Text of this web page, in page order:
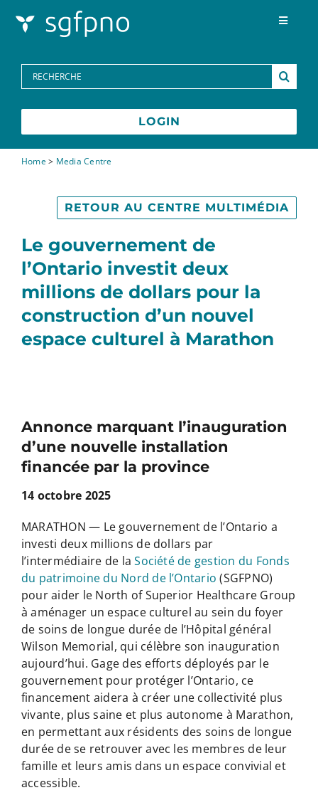
Toggle
FAQs
Contactez-nous
English
Search
for:
LOGIN
Home> Media Centre
Le gouvernement de
l’Ontario investit deux
millions de dollars pour la
construction d’un nouvel
espace culturel à Marathon
RETOUR AU CENTRE MULTIMÉDIA
Annonce marquant l’inauguration
d’une nouvelle installation
financée par la province
14 octobre 2025
MARATHON — Le gouvernement de l’Ontario a
investi deux millions de dollars par
l’intermédiaire de laSociété de gestion du Fonds
du patrimoine du Nord de l’Ontario (SGFPNO)
pour aider le North of Superior Healthcare Group
à aménager un espace culturel au sein du foyer
de soins de longue durée de l’Hôpital général
Wilson Memorial, qui célèbre son inauguration
aujourd’hui. Gage des efforts déployés par le
gouvernement pour protéger l’Ontario, ce
financement aidera à créer une collectivité plus
vivante, plus saine et plus autonome à Marathon,
en permettant aux résidents des soins de longue
durée de se retrouver avec les membres de leur
famille et leurs amis dans un espace convivial et
accessible.